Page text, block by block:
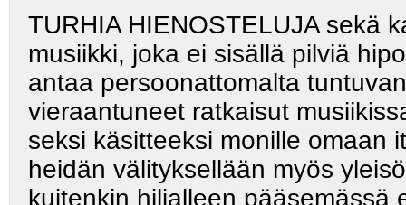
TURHIA HIENOSTELUJA sekä
musiikki, joka ei sisällä pilviä
antaa persoonattomalta
vieraantuneet ratkaisut
seksi käsitteeksi monille omaan
heidän välityksellään myös
kuitenkin hiljalleen pääsemässä